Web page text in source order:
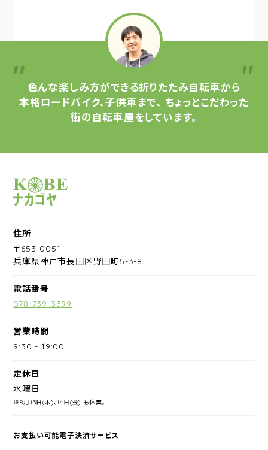
色んな楽しみ方ができる折りたたみ自転車から
本格ロードバイク、子供車まで、 ちょっとこだわった
街の自転車屋をしています。
サイクルショップナカゴヤ
住所
〒653-0051
兵庫県神戸市長田区野田町5-3-8
電話番号
078-739-3399
営業時間
9:30 -19:00
定休日
水曜日
※8月13日(木)、14日(金) も休業。
お支払い可能電子決済サービス